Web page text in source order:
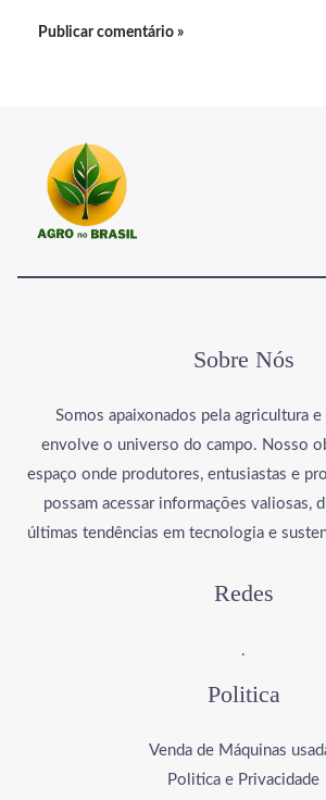
Sobre Nós
Somos apaixonados pela agricultura
envolve o universo do campo. Nosso
espaço onde produtores, entusiastas e
possam acessar informações valiosas,
últimas tendências em tecnologia e
Redes
.
Politica
Venda de Máquinas
Politica e Privacidade